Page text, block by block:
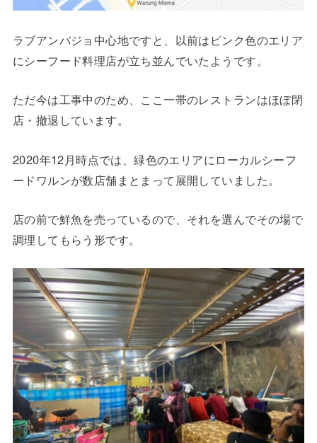
ラブアンバジョ中心地ですと、以前はピンク色のエリア
にシーフード料理店が立ち並んでいたようです。
ただ今は工事中のため、ここ一帯のレストランはほぼ閉
店・撤退しています。
2020年12月時点では、緑色のエリアにローカルシーフ
ードワルンが数店舗まとまって展開していました。
店の前で鮮魚を売っているので、それを選んでその場で
調理してもらう形です。